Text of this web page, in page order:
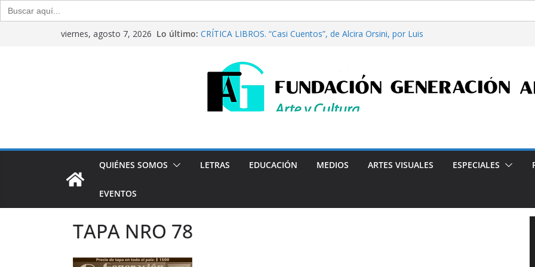
Buscar:
viernes, agosto 7, 2026 Lo último: CRÍTICA LIBROS. “Casi Cuentos”, de Alcira Orsini, por Luis
Generación Abierta en Radio: Emisión N° 972, Lunes 03 de
Agosto de 2026
“Crónicas Barriales”, Emisión N°175, Sábado 01 de Agosto de
QUIÉNES SOMOS LETRAS EDUCACIÓN MEDIOS ARTES VISUALES ESPECIALES
EVENTOS
TAPA NRO 78